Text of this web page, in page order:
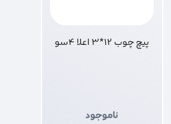
پیچ چوب 12*3 اعلا 4سو
ناموجود